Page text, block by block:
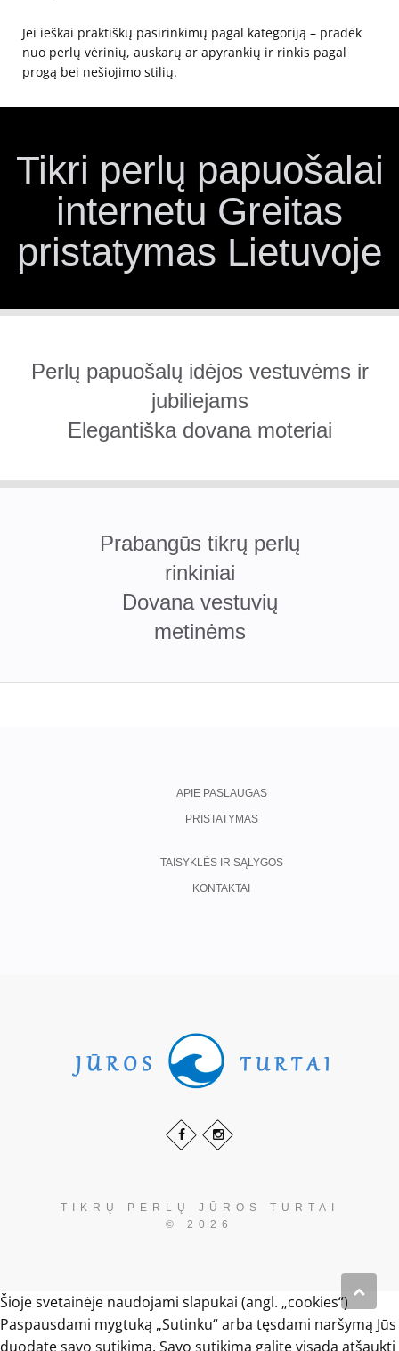
Jei ieškai praktiškų pasirinkimų pagal kategoriją – pradėk
nuo perlų vėrinių, auskarų ar apyrankių ir rinkis pagal
progą bei nešiojimo stilių.
Tikri perlų papuošalai
internetu Greitas
pristatymas Lietuvoje
Perlų papuošalų idėjos vestuvėms ir
jubiliejams
Elegantiška dovana moteriai
Prabangūs tikrų perlų
rinkiniai
Dovana vestuvių
metinėms
APIE PASLAUGAS
PRISTATYMAS
TAISYKLĖS IR SĄLYGOS
KONTAKTAI
TIKRŲ PERLŲ JŪROS TURTAI
© 2026
Šioje svetainėje naudojami slapukai (angl. „cookies“)
Paspausdami mygtuką „Sutinku“ arba tęsdami naršymą Jūs
duodate savo sutikimą. Savo sutikimą galite visada atšaukti